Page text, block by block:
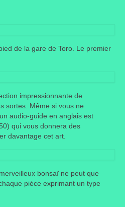
– Statuts et cotisation JPL
JPL ?
de la gare de Toro. Le premier
impressionnante de
sortes. Même si vous ne
audio-guide en anglais est
qui vous donnera des
davantage cet art.
bonsaï ne peut que
pièce exprimant un type